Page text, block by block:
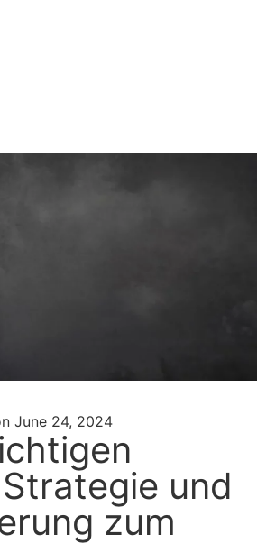
June 24, 2024
und
zum